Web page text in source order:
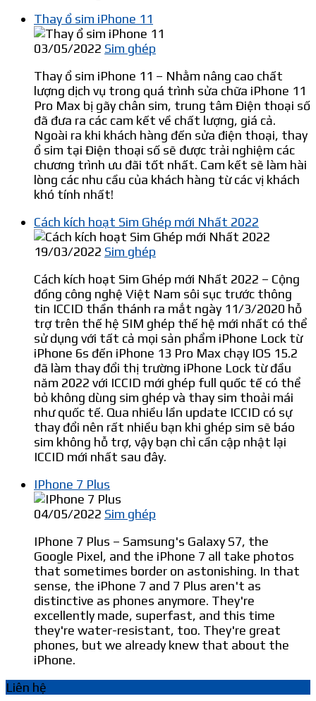
Thay ổ sim iPhone 11
03/05/2022 Sim ghép
Thay ổ sim iPhone 11 – Nhằm nâng cao chất
lượng dịch vụ trong quá trình sửa chữa iPhone 11
Pro Max bị gãy chân sim, trung tâm Điện thoại số
đã đưa ra các cam kết về chất lượng, giá cả.
Ngoài ra khi khách hàng đến sửa điện thoại, thay
ổ sim tại Điện thoại số sẽ được trải nghiệm các
chương trình ưu đãi tốt nhất. Cam kết sẽ làm hài
lòng các nhu cầu của khách hàng từ các vị khách
khó tính nhất!
Cách kích hoạt Sim Ghép mới Nhất 2022
19/03/2022 Sim ghép
Cách kích hoạt Sim Ghép mới Nhất 2022 – Cộng
đồng công nghệ Việt Nam sôi sục trước thông
tin ICCID thần thánh ra mắt ngày 11/3/2020 hỗ
trợ trên thế hệ SIM ghép thế hệ mới nhất có thể
sử dụng với tất cả mọi sản phẩm iPhone Lock từ
iPhone 6s đến iPhone 13 Pro Max chạy IOS 15.2
đã làm thay đổi thị trường iPhone Lock từ đầu
năm 2022 với ICCID mới ghép full quốc tế có thể
bỏ không dùng sim ghép và thay sim thoải mái
như quốc tế. Qua nhiều lần update ICCID có sự
thay đổi nên rất nhiều bạn khi ghép sim sẽ báo
sim không hỗ trợ, vậy bạn chỉ cần cập nhật lại
ICCID mới nhất sau đây.
IPhone 7 Plus
04/05/2022 Sim ghép
IPhone 7 Plus – Samsung's Galaxy S7, the
Google Pixel, and the iPhone 7 all take photos
that sometimes border on astonishing. In that
sense, the iPhone 7 and 7 Plus aren't as
distinctive as phones anymore. They're
excellently made, superfast, and this time
they're water-resistant, too. They're great
phones, but we already knew that about the
iPhone.
Liên hệ